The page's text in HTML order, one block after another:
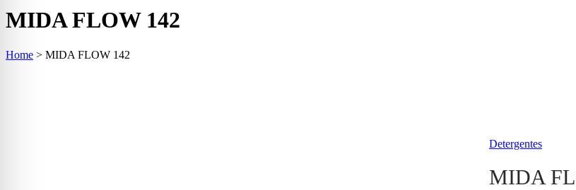
MIDA FLOW 142
Home > MIDA FLOW 142
Detergentes
MIDA